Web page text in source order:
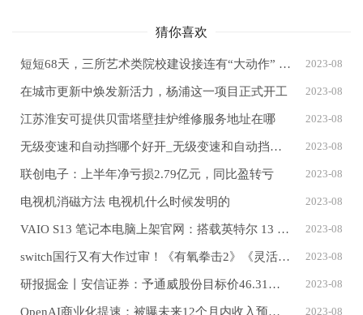
猜你喜欢
短短68天，三所艺术类院校建设接连有“大动作” 河南高水平艺术院校布局初露峥嵘 2023-08
在城市更新中焕发新活力，杨浦这一项目正式开工 2023-08
江苏淮安可提供贝雷塔壁挂炉维修服务地址在哪 2023-08
无级变速和自动挡哪个好开_无级变速和自动挡哪个好 2023-08
联创电子：上半年净亏损2.79亿元，同比盈转亏 2023-08
电视机消磁方法 电视机什么时候发明的 2023-08
VAIO S13 笔记本电脑上架官网：搭载英特尔 13 代酷睿 i7-1355U 处理器 2023-08
switch国行又有大作过审！《有氧拳击2》《灵活脑学校》获得版号 2023-08
研报掘金丨安信证券：予通威股份目标价46.31元，维持“买入-A”评级 2023-08
OpenAI商业化提速：被曝未来12个月内收入预计超10亿美元 2023-08